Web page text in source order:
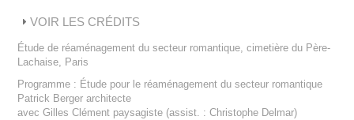
VOIR LES CRÉDITS
Étude de réaménagement du secteur romantique, cimetière du Père-
Lachaise, Paris
Programme : Étude pour le réaménagement du secteur romantique
Patrick Berger architecte
avec Gilles Clément paysagiste (assist. : Christophe Delmar)